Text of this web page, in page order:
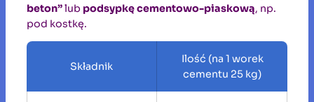
beton”lub podsypkę cementowo-piaskową, np.
pod kostkę.
Składnik
Ilość (na 1 worek
cementu 25 kg)